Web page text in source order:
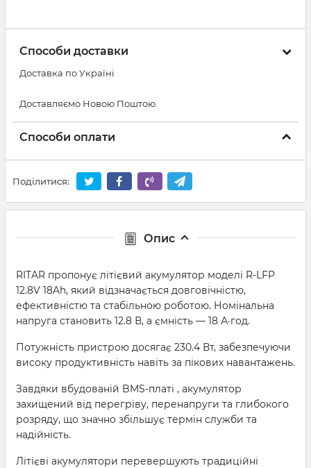
Способи доставки
Доставка по Україні
Доставляємо Новою Поштою.
Способи оплати
Поділитися:
Опис
RITAR пропонує літієвий акумулятор моделі R-LFP
12.8V 18Ah, який відзначається довговічністю,
ефективністю та стабільною роботою. Номінальна
напруга становить 12.8 В, а ємність — 18 А·год.
Потужність пристрою досягає 230.4 Вт, забезпечуючи
високу продуктивність навіть за пікових навантажень.
Завдяки вбудованій BMS-платі , акумулятор
захищений від перегріву, перенапруги та глибокого
розряду, що значно збільшує термін служби та
надійність.
Літієві акумулятори перевершують традиційні